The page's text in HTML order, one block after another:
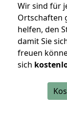
Wir sind für
Ortschaften
helfen, den
damit Sie
freuen
sich